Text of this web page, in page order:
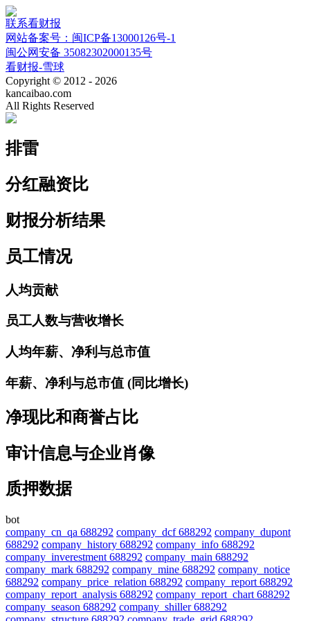
联系看财报
网站备案号：闽ICP备13000126号-1
闽公网安备 35082302000135号
看财报-雪球
Copyright © 2012 - 2026
kancaibao.com
All Rights Reserved
排雷
分红融资比
财报分析结果
员工情况
人均贡献
员工人数与营收增长
人均年薪、净利与总市值
年薪、净利与总市值 (同比增长)
净现比和商誉占比
审计信息与企业肖像
质押数据
bot
company_cn_qa 688292 company_dcf 688292 company_dupont
688292 company_history 688292 company_info 688292
company_inverestment 688292 company_main 688292
company_mark 688292 company_mine 688292 company_notice
688292 company_price_relation 688292 company_report 688292
company_report_analysis 688292 company_report_chart 688292
company_season 688292 company_shiller 688292